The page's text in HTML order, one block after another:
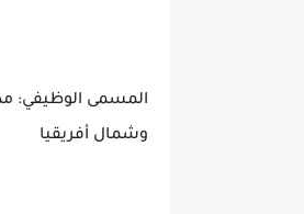
المسمى الوظيفي:
وشمال أفريقيا